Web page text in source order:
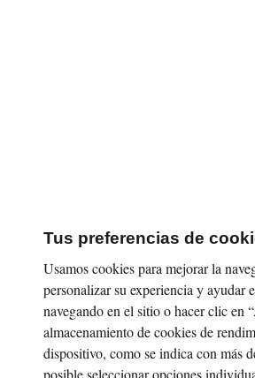
Tus preferencias de
Usamos cookies para mejorar la
personalizar su experiencia y ayudar
navegando en el sitio o hacer clic en
almacenamiento de cookies de
dispositivo, como se indica con más
posible seleccionar opciones